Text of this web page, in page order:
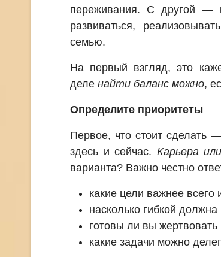
переживания. С другой —
развиваться,
семью.
На первый взгляд, это
деле найти баланс можно,
Определите приоритеты
Первое, что стоит сделать
здесь и сейчас. Карьера
варианта? Важно честно
какие цели важнее всего
насколько гибкой
готовы ли вы жертвовать
какие задачи можно